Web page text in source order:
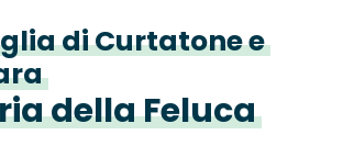
di Curtatone e
della Feluca